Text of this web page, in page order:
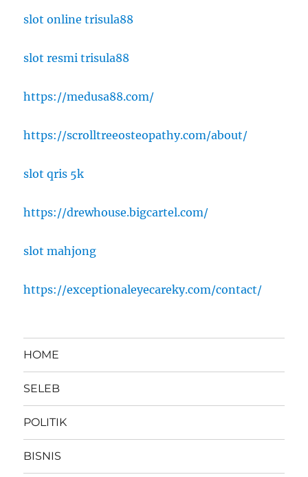
slot online trisula88
slot resmi trisula88
https://medusa88.com/
https://scrolltreeosteopathy.com/about/
slot qris 5k
https://drewhouse.bigcartel.com/
slot mahjong
https://exceptionaleyecareky.com/contact/
HOME
SELEB
POLITIK
BISNIS